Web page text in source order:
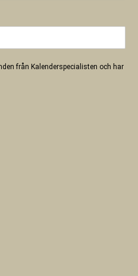
från Kalenderspecialisten och har